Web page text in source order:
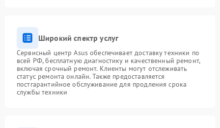
Широкий спектр услуг
Сервисный центр Asus обеспечивает доставку техники по
всей РФ, бесплатную диагностику и качественный ремонт,
включая срочный ремонт. Клиенты могут отслеживать
статус ремонта онлайн. Также предоставляется
постгарантийное обслуживание для продления срока
службы техники